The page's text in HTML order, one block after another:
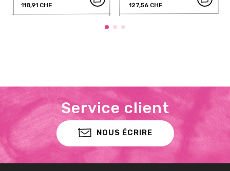
118,91 CHF
127,56 CHF
Service client
NOUS ÉCRIRE